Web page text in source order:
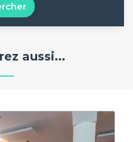
aussi...